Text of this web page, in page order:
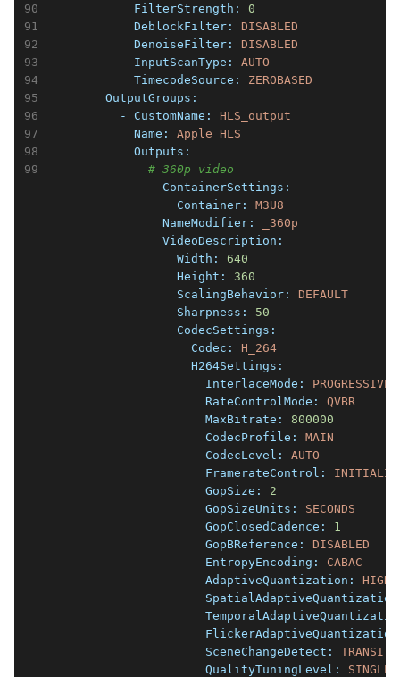
            FilterStrength:
0
            DeblockFilter:
DISABLED
            DenoiseFilter:
DISABLED
            InputScanType:
AUTO
            TimecodeSource:
ZEROBASED
        OutputGroups:
          - CustomName:
HLS_output
            Name:
Apple
HLS
            Outputs:
# 360p video
              - ContainerSettings:
                  Container:
M3U8
                NameModifier:
_360p
                VideoDescription:
                  Width:
640
                  Height:
360
                  ScalingBehavior:
DEFAULT
                  Sharpness:
50
                  CodecSettings:
                    Codec:
H_264
                    H264Settings:
                      InterlaceMode:
PROGRESSIVE
                      RateControlMode:
QVBR
                      MaxBitrate:
800000
                      CodecProfile:
MAIN
                      CodecLevel:
AUTO
                      FramerateControl:
                      GopSize:
2
                      GopSizeUnits:
SECONDS
                      GopClosedCadence:
1
                      GopBReference:
DISABLED
                      EntropyEncoding:
CABAC
                      AdaptiveQuantization:
HIGH
                      SceneChangeDetect:
                      QualityTuningLevel: